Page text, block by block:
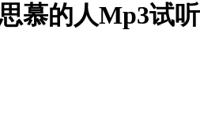
慕的人Mp3试